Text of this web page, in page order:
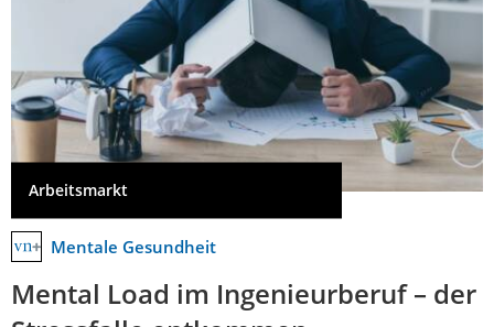
Arbeitsmarkt
Mentale Gesundheit
Mental Load im Ingenieurberuf – der